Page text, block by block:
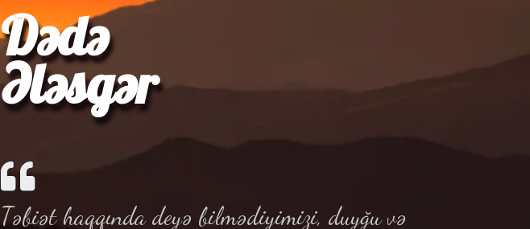
Dədə
Ələsgər
Təbiət haqqında deyə bilmədiyimizi, duyğu və